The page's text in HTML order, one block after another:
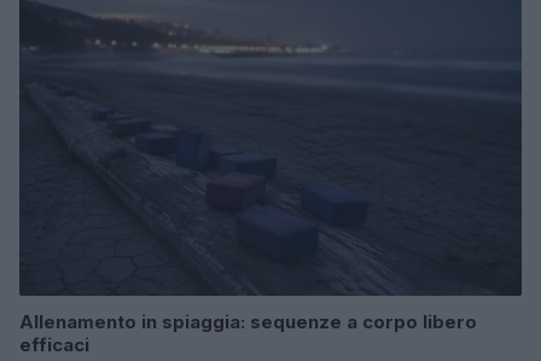
Allenamento in spiaggia: sequenze a corpo libero
efficaci